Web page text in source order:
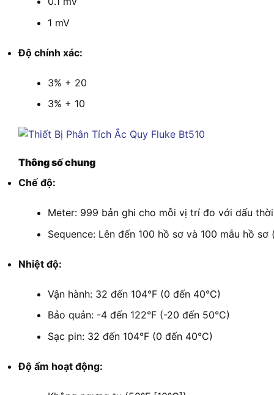
1 mV
Độ chính xác:
3% + 20
3% + 10
Thông số chung
Chế độ:
Meter: 999 bản ghi cho mỗi vị trí đo với dấu
Sequence: Lên đến 100 hồ sơ và 100 mẫu hồ
Nhiệt độ:
Vận hành: 32 đến 104°F (0 đến 40°C)
Bảo quản: -4 đến 122°F (-20 đến 50°C)
Sạc pin: 32 đến 104°F (0 đến 40°C)
Độ ẩm hoạt động: